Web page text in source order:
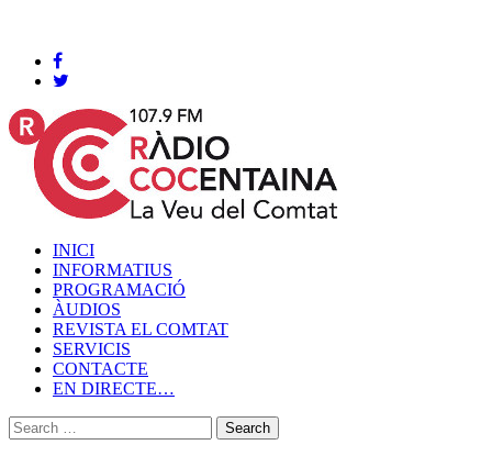
INICI
INFORMATIUS
PROGRAMACIÓ
ÀUDIOS
REVISTA EL COMTAT
SERVICIS
CONTACTE
EN DIRECTE…